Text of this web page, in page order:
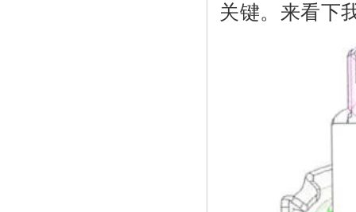
关键。来看下